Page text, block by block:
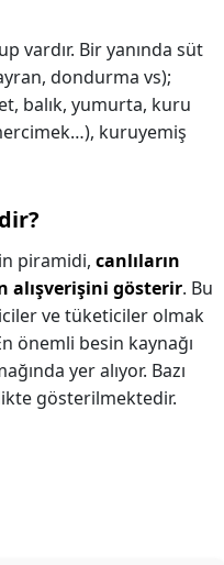
vardır. Bir yanında süt
dondurma vs);
balık, yumurta, kuru
kuruyemiş
piramidi, canlıların
alışverişini gösterir. Bu
ve tüketiciler olmak
önemli besin kaynağı
yer alıyor. Bazı
gösterilmektedir.